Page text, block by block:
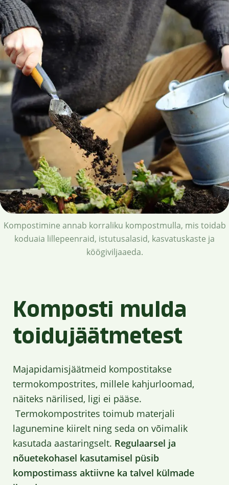
Kompostimine annab korraliku kompostmulla, mis toidab
koduaia lillepeenraid, istutusalasid, kasvatuskaste ja
köögiviljaaeda.
Komposti mulda
toidujäätmetest
Majapidamisjäätmeid kompostitakse
termokompostrites, millele kahjurloomad,
näiteks närilised, ligi ei pääse.
Termokompostrites toimub materjali
lagunemine kiirelt ning seda on võimalik
kasutada aastaringselt. Regulaarsel ja
nõuetekohasel kasutamisel püsib
kompostimass aktiivne ka talvel külmade